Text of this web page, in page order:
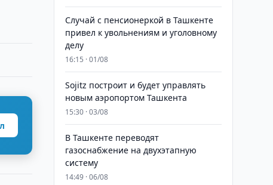
Случай с пенсионеркой в Ташкенте
привел к увольнениям и уголовному
делу
16:15 · 01/08
Sojitz построит и будет управлять
новым аэропортом Ташкента
15:30 · 03/08
В Ташкенте переводят
газоснабжение на двухэтапную
систему
14:49 · 06/08